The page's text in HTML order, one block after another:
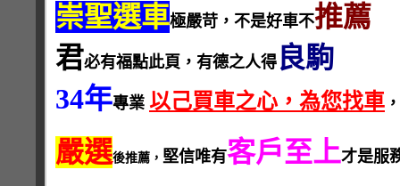
崇聖選車極嚴苛，不是好車不推薦
君必有福點此頁，有德之人得 良駒
34年專業 以己買車之心，為您找車
嚴選後推薦， 堅信唯有客戶至上才是服